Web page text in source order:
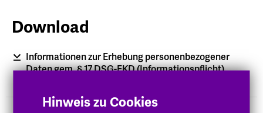
Download
Informationen zur Erhebung personenbezogener
Daten gem. § 17 DSG-EKD (Informationspflicht)
Hinweis zu Cookies